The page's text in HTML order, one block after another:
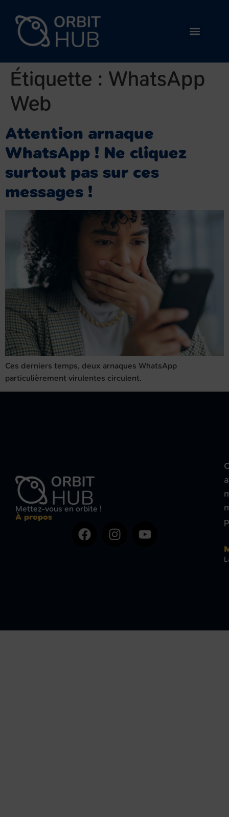
Étiquette : WhatsApp
Web
Attention arnaque
WhatsApp ! Ne cliquez
surtout pas sur ces
messages !
Ces derniers temps, deux arnaques WhatsApp
particulièrement virulentes circulent.
Mettez-vous en orbite !
À propos